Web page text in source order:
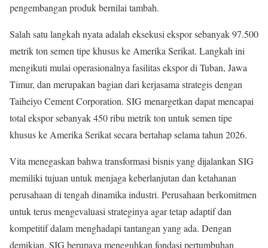
pengembangan produk bernilai tambah.
Salah satu langkah nyata adalah eksekusi ekspor sebanyak 97.500
metrik ton semen tipe khusus ke Amerika Serikat. Langkah ini
mengikuti mulai operasionalnya fasilitas ekspor di Tuban, Jawa
Timur, dan merupakan bagian dari kerjasama strategis dengan
Taiheiyo Cement Corporation. SIG menargetkan dapat mencapai
total ekspor sebanyak 450 ribu metrik ton untuk semen tipe
khusus ke Amerika Serikat secara bertahap selama tahun 2026.
Vita menegaskan bahwa transformasi bisnis yang dijalankan SIG
memiliki tujuan untuk menjaga keberlanjutan dan ketahanan
perusahaan di tengah dinamika industri. Perusahaan berkomitmen
untuk terus mengevaluasi strateginya agar tetap adaptif dan
kompetitif dalam menghadapi tantangan yang ada. Dengan
demikian, SIG berupaya meneguhkan fondasi pertumbuhan